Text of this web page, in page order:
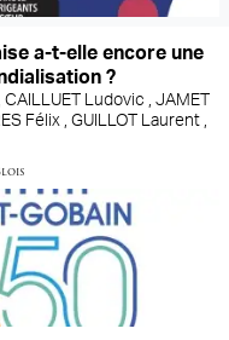
a-t-elle encore une
?
CAILLUET Ludovic , JAMET
Félix , GUILLOT Laurent ,